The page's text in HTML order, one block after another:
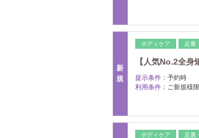
新
規
ボディケア 足裏
【人気No.2全
提示条件： 予約時
利用条件： ご新規様
ボディケア 足裏